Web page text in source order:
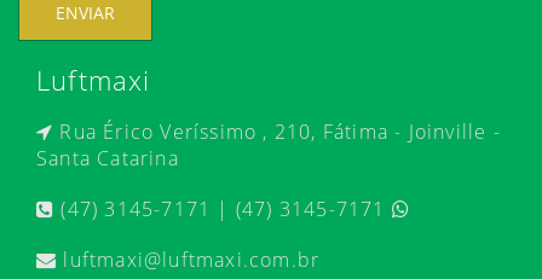
ENVIAR
Luftmaxi
Rua Érico Veríssimo , 210, Fátima - Joinville -
Santa Catarina
(47) 3145-7171 | (47) 3145-7171
luftmaxi@luftmaxi.com.br